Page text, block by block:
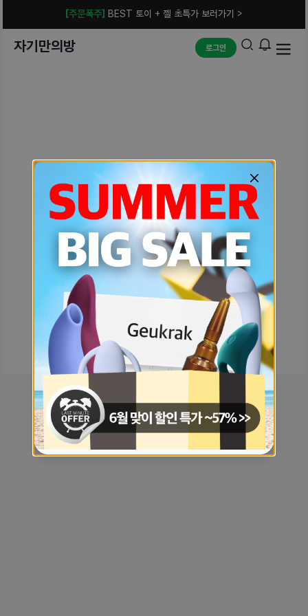
[주문폭주] BEST 토이 + 젤 초특가 보러가기 >
자기만의방 로그인
예상치 못한 에러입니다.